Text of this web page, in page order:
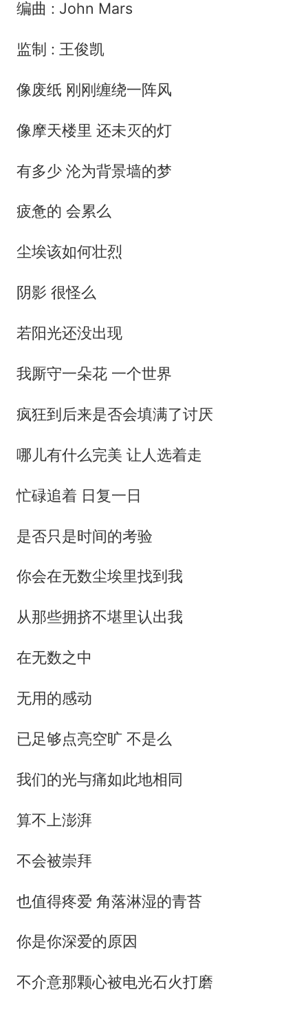
编曲 : John Mars
监制 : 王俊凯
像废纸 刚刚缠绕一阵风
像摩天楼里 还未灭的灯
有多少 沦为背景墙的梦
疲惫的 会累么
尘埃该如何壮烈
阴影 很怪么
若阳光还没出现
我厮守一朵花 一个世界
疯狂到后来是否会填满了讨厌
哪儿有什么完美 让人选着走
忙碌追着 日复一日
是否只是时间的考验
你会在无数尘埃里找到我
从那些拥挤不堪里认出我
在无数之中
无用的感动
已足够点亮空旷 不是么
我们的光与痛如此地相同
算不上澎湃
不会被崇拜
也值得疼爱 角落淋湿的青苔
你是你深爱的原因
不介意那颗心被电光石火打磨